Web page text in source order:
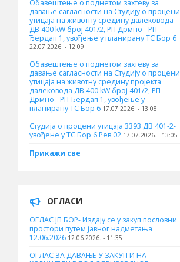
Обавештење о поднетом захтеву за
давање сагласности на Студију о процени
утицаја на животну средину далековода
ДВ 400 kW број 401/2, РП Дрмно - РП
Ђердап 1, увођење у планирану ТС Бор 6
22.07.2026. - 12:09
Обавештење о поднетом захтеву за
давање сагласности на Студију о процени
утицаја на животну средину пројекта
далековода ДВ 400 kW број 401/2, РП
Дрмно - РП Ђердап 1, увођење у
планирану ТС Бор 6 17.07.2026. - 13:08
Студија о процени утицаја 3393 ДВ 401-2-
увођене у ТС Бор 6 Рев 02 17.07.2026. - 13:05
Прикажи све
ОГЛАСИ
ОГЛАС ЈП БОР- Издају се у закуп пословни
простори путем јавног надметања
12.06.2026 12.06.2026. - 11:35
ОГЛАС ЗА ДАВАЊЕ У ЗАКУП И НА